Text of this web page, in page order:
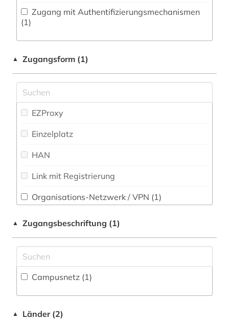
Ostasienwissenschaften (Japanologie,
Philosophie (0)
Romanistik (0)
Slavistik (0)
Soziologie (0)
Sport (0)
(1)
▲ Zugangsform (1)
EZProxy
Einzelplatz
HAN
Link mit Registrierung
Organisations-Netzwerk / VPN (1)
Shibboleth
Zugriff vor Ort
▲ Zugangsbeschriftung (1)
Campusnetz (1)
▲ Länder (2)